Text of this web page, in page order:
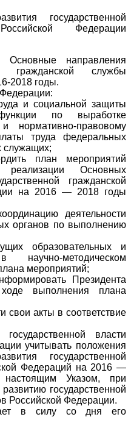
государственной
Федерации
Основные направления
гражданской службы
2018 годы.
и социальной защиты
по выработке
нормативно-правовому
труда федеральных
служащих;
план мероприятий
Основных
гражданской
на 2016 — 2018 годы
деятельности
органов по выполнению
образовательных и
методическом
мероприятий;
Президента
выполнения плана
свои акты в соответствие
власти
учитывать положения
государственной
Федераций на 2016 —
Указом, при
государственной
Российской Федерации.
в силу со дня его